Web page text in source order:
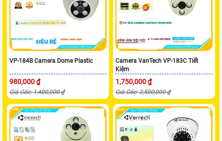
VP-184B Camera Dome Plastic
980,000 ₫
Giá Gốc: 1,400,000 ₫
Camera VanTech VP-183C Tiết
Kiệm
1,750,000 ₫
Giá Gốc: 2,500,000 ₫